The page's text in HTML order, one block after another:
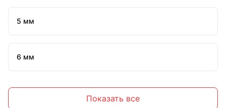
5 мм
6 мм
Показать все